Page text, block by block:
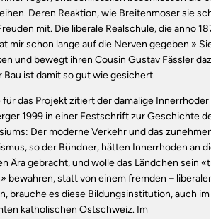
Deren Reaktion, wie Breitenmoser sie
mit. Die liberale Realschule, die anno
mir schon lange auf die Nerven gegeben.»
und bewegt ihren Cousin Gustav Fässler
Bau ist damit so gut wie gesichert.
für das Projekt zitiert der damalige
1999 in einer Festschrift zur Geschichte
Der moderne Verkehr und das
so der Bündner, hätten Innerrhoden an
Ära gebracht, und wolle das Ländchen sein
bewahren, statt von einem fremden –
brauche es diese Bildungsinstitution, auch im
katholischen Ostschweiz. Im